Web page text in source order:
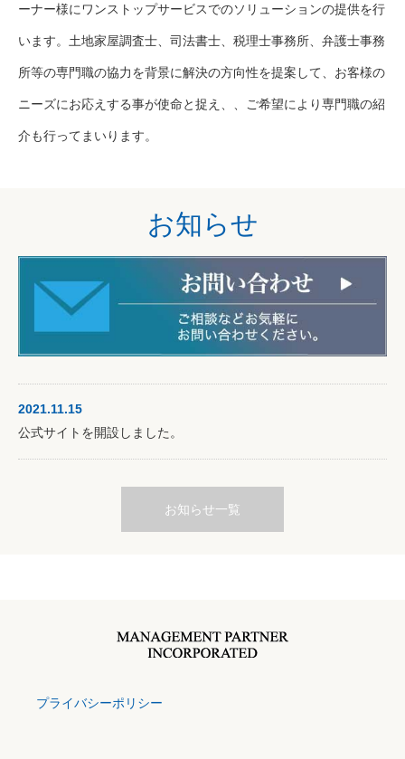
ーナー様にワンストップサービスでのソリューションの提供を行
います。土地家屋調査士、司法書士、税理士事務所、弁護士事務
所等の専門職の協力を背景に解決の方向性を提案して、お客様の
ニーズにお応えする事が使命と捉え、、ご希望により専門職の紹
介も行ってまいります。
お知らせ
2021.11.15
公式サイトを開設しました。
お知らせ一覧
プライバシーポリシー